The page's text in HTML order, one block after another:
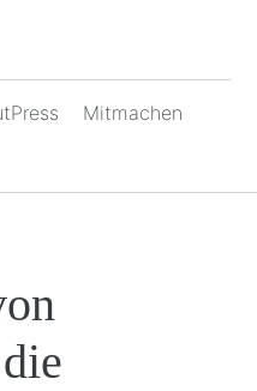
Mitmachen